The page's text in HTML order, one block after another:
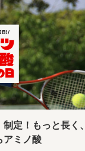
定！もっと長く、
アミノ酸